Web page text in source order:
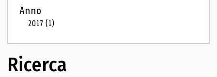
Anno
2017(1)
Ricerca